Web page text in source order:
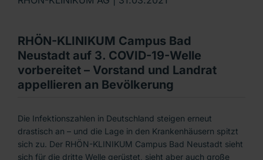
RHÖN-KLINIKUM Campus Bad
Neustadt auf 3. COVID-19-Welle
vorbereitet – Vorstand und Landrat
appellieren an Bevölkerung
Die Infektionszahlen in Deutschland steigen erneut
drastisch an – und die Lage in den Krankenhäusern spitzt
sich zu. Der RHÖN-KLINIKUM Campus Bad Neustadt sieht
sich für die dritte Welle gerüstet, sieht aber auch große